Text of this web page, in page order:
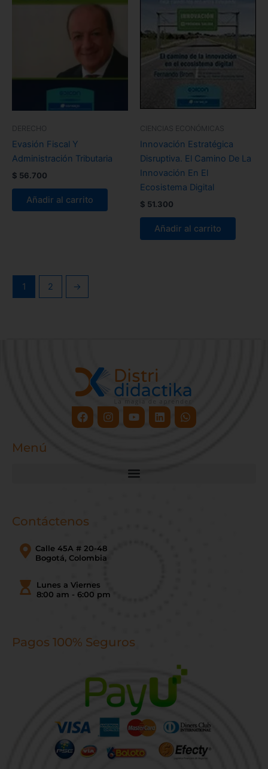
DERECHO
Evasión Fiscal Y
Administración Tributaria
$ 56.700
Añadir al carrito
CIENCIAS ECONÓMICAS
Innovación Estratégica
Disruptiva. El Camino De La
Innovación En El
Ecosistema Digital
$ 51.300
Añadir al carrito
1 2 →
FacebookInstagram
YoutubeLinkedinWhatsapp
Menú
Contáctenos
Calle 45A # 20-48
Bogotá, Colombia
Lunes a Viernes
8:00 am - 6:00 pm
Pagos 100% Seguros